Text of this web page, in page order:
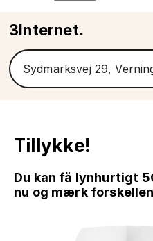
3Internet.
Tillykke!
Du kan få lynhurtigt
nu og mærk